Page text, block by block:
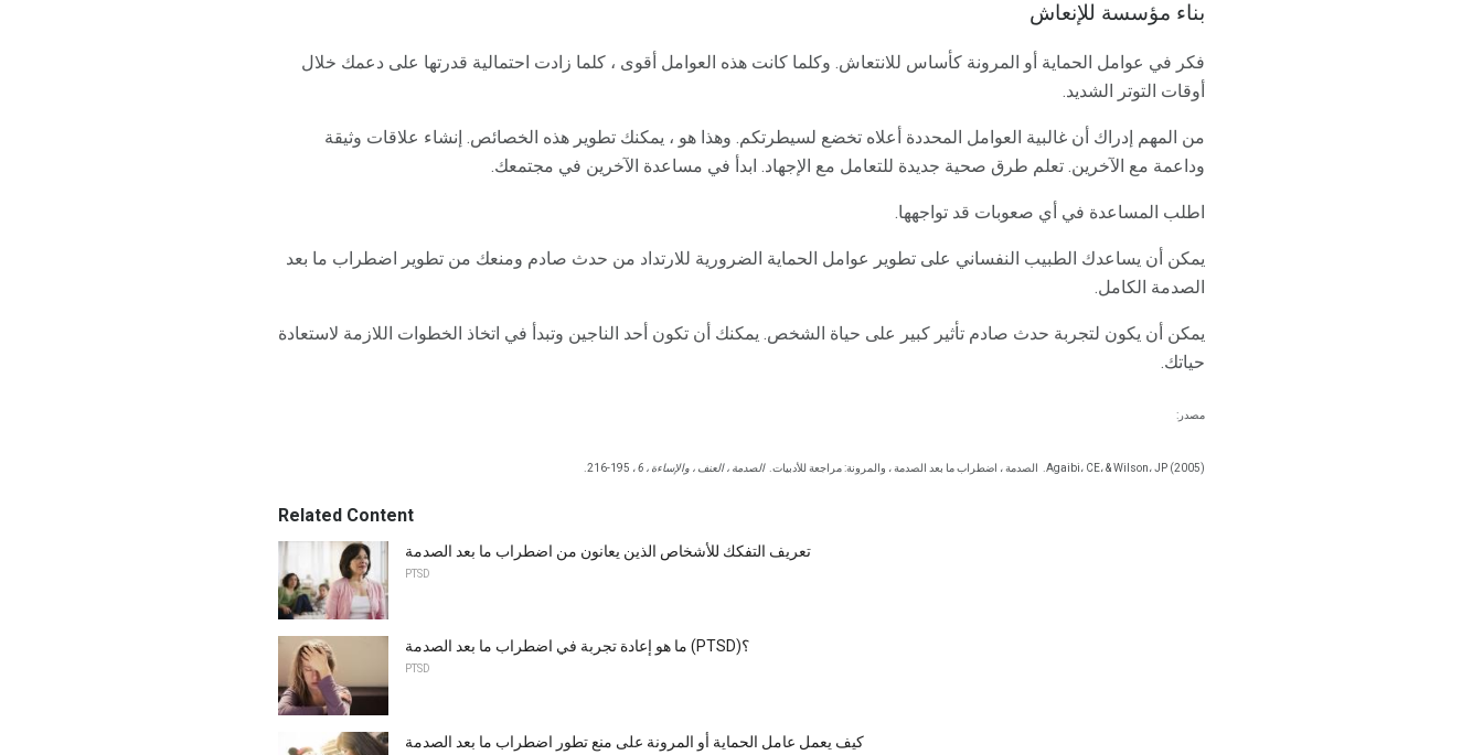
بناء مؤسسة للإنعاش
فكر في عوامل الحماية أو المرونة كأساس للانتعاش. وكلما كانت هذه العوامل أقوى ، كلما زادت احتمالية قدرتها على دعمك خلال
أوقات التوتر الشديد.
من المهم إدراك أن غالبية العوامل المحددة أعلاه تخضع لسيطرتكم. وهذا هو ، يمكنك تطوير هذه الخصائص. إنشاء علاقات وثيقة
وداعمة مع الآخرين. تعلم طرق صحية جديدة للتعامل مع الإجهاد. ابدأ في مساعدة الآخرين في مجتمعك.
اطلب المساعدة في أي صعوبات قد تواجهها.
يمكن أن يساعدك الطبيب النفساني على تطوير عوامل الحماية الضرورية للارتداد من حدث صادم ومنعك من تطوير اضطراب ما بعد
الصدمة الكامل.
يمكن أن يكون لتجربة حدث صادم تأثير كبير على حياة الشخص. يمكنك أن تكون أحد الناجين وتبدأ في اتخاذ الخطوات اللازمة لاستعادة
حياتك.
مصدر:
Agaibi، CE، & Wilson، JP (2005). الصدمة ، اضطراب ما بعد الصدمة ، والمرونة: مراجعة للأدبيات. الصدمة ، العنف ، والإساءة ، 6 ، 195-216.
Related Content
تعريف التفكك للأشخاص الذين يعانون من اضطراب ما بعد الصدمة
PTSD
ما هو إعادة تجربة في اضطراب ما بعد الصدمة (PTSD)؟
PTSD
كيف يعمل عامل الحماية أو المرونة على منع تطور اضطراب ما بعد الصدمة